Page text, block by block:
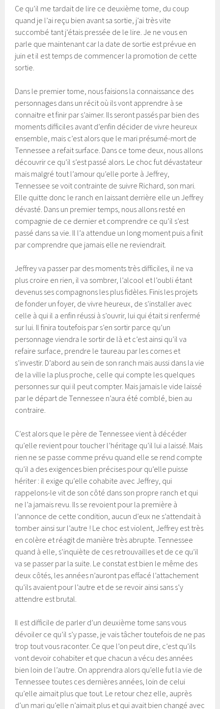
Ce qu’il me tardait de lire ce deuxième tome, du coup
quand je l’ai reçu bien avant sa sortie, j’ai très vite
succombé tant j’étais pressée de le lire. Je ne vous en
parle que maintenant car la date de sortie est prévue en
juin et il est temps de commencer la promotion de cette
sortie.
Dans le premier tome, nous faisions la connaissance des
personnages dans un récit où ils vont apprendre à se
connaitre et finir par s’aimer. Ils seront passés par bien des
moments difficiles avant d’enfin décider de vivre heureux
ensemble, mais c’est alors que le mari présumé-mort de
Tennessee a refait surface. Dans ce tome deux, nous allons
découvrir ce qu’il s’est passé alors. Le choc fut dévastateur
mais malgré tout l’amour qu’elle porte à Jeffrey,
Tennessee se voit contrainte de suivre Richard, son mari.
Elle quitte donc le ranch en laissant derrière elle un Jeffrey
dévasté. Dans un premier temps, nous allons resté en
compagnie de ce dernier et comprendre ce qu’il s’est
passé dans sa vie. Il l’a attendue un long moment puis a finit
par comprendre que jamais elle ne reviendrait.
Jeffrey va passer par des moments très difficiles, il ne va
plus croire en rien, il va sombrer, l’alcool et l’oubli étant
devenus ses compagnons les plus fidèles. Finis les projets
de fonder un foyer, de vivre heureux, de s’installer avec
celle à qui il a enfin réussi à s’ouvrir, lui qui était si renfermé
sur lui. Il finira toutefois par s’en sortir parce qu’un
personnage viendra le sortir de là et c’est ainsi qu’il va
refaire surface, prendre le taureau par les cornes et
s’investir. D’abord au sein de son ranch mais aussi dans la vie
de la ville la plus proche, celle qui compte les quelques
personnes sur qui il peut compter. Mais jamais le vide laissé
par le départ de Tennessee n’aura été comblé, bien au
contraire.
C’est alors que le père de Tennessee vient à décéder
qu’elle revient pour toucher l’héritage qu’il lui a laissé. Mais
rien ne se passe comme prévu quand elle se rend compte
qu’il a des exigences bien précises pour qu’elle puisse
hériter : il exige qu’elle cohabite avec Jeffrey, qui
rappelons-le vit de son côté dans son propre ranch et qui
ne l’a jamais revu. Ils se revoient pour la première à
l’annonce de cette condition, aucun d’eux ne s’attendait à
tomber ainsi sur l’autre ! Le choc est violent, Jeffrey est très
en colère et réagit de manière très abrupte. Tennessee
quand à elle, s’inquiète de ces retrouvailles et de ce qu’il
va se passer par la suite. Le constat est bien le même des
deux côtés, les années n’auront pas effacé l’attachement
qu’ils avaient pour l’autre et de se revoir ainsi sans s’y
attendre est brutal.
Il est difficile de parler d’un deuxième tome sans vous
dévoiler ce qu’il s’y passe, je vais tâcher toutefois de ne pas
trop tout vous raconter. Ce que l’on peut dire, c’est qu’ils
vont devoir cohabiter et que chacun a vécu des années
bien loin de l’autre. On apprendra alors qu’elle fut la vie de
Tennessee toutes ces dernières années, loin de celui
qu’elle aimait plus que tout. Le retour chez elle, auprès
d’un mari qu’elle n’aimait plus et qui avait bien changé avec